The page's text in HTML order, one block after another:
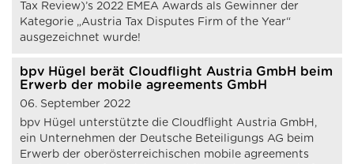
Tax Review)’s 2022 EMEA Awards als Gewinner der
Kategorie „Austria Tax Disputes Firm of the Year“
ausgezeichnet wurde!
bpv Hügel berät Cloudflight Austria GmbH beim
Erwerb der mobile agreements GmbH
06. September 2022
bpv Hügel unterstützte die Cloudflight Austria GmbH,
ein Unternehmen der Deutsche Beteiligungs AG beim
Erwerb der oberösterreichischen mobile agreements